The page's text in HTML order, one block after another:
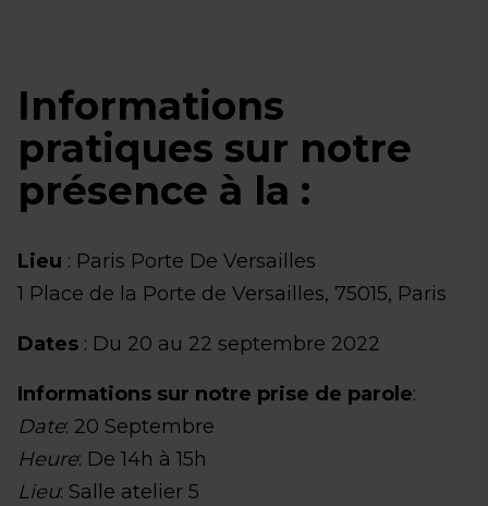
Informations
pratiques sur notre
présence à la :
Lieu : Paris Porte De Versailles
1 Place de la Porte de Versailles, 75015, Paris
Dates : Du 20 au 22 septembre 2022
Informations sur notre prise de parole:
Date: 20 Septembre
Heure: De 14h à 15h
Lieu: Salle atelier 5